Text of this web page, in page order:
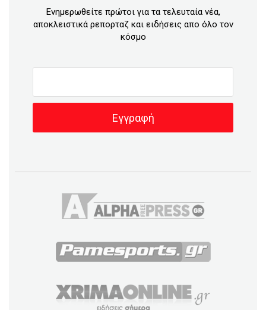
Ενημερωθείτε πρώτοι για τα τελευταία νέα,
αποκλειστικά ρεπορταζ και ειδήσεις απο όλο τον
κόσμο